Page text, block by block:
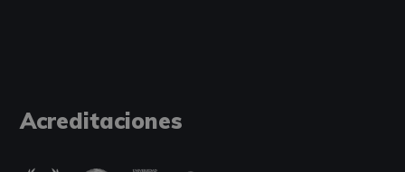
Acreditaciones